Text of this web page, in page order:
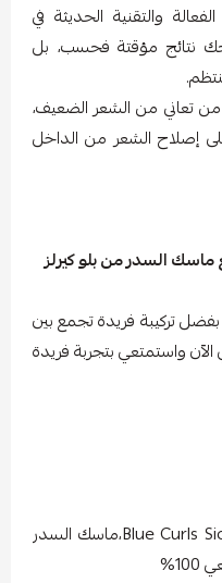
والتقنية الحديثة في
نتائج مؤقتة فحسب، بل
تعاني من الشعر الضعيف،
إصلاح الشعر من الداخل
السدر من بلو كيرلز
تركيبة فريدة تجمع بين
الآن واستمتعي بتجربة فريدة
ماسك السدر من بلو كيرلز،Blue Curls Sidr Mask،ماسك السدر